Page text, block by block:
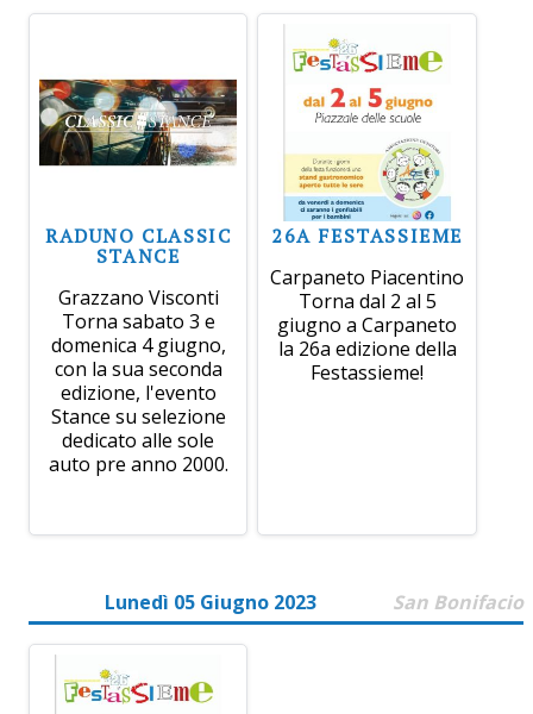
RADUNO CLASSIC
STANCE
Grazzano Visconti
Torna sabato 3 e
domenica 4 giugno,
con la sua seconda
edizione, l'evento
Stance su selezione
dedicato alle sole
auto pre anno 2000.
26A FESTASSIEME
Carpaneto Piacentino
Torna dal 2 al 5
giugno a Carpaneto
la 26a edizione della
Festassieme!
Lunedì 05 Giugno 2023 San Bonifacio